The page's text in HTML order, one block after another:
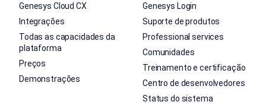
Genesys Cloud CX
Integrações
Todas as capacidades da
plataforma
Preços
Demonstrações
Genesys Login
Suporte de produtos
Professional services
Comunidades
Treinamento e certificação
Centro de desenvolvedores
Status do sistema